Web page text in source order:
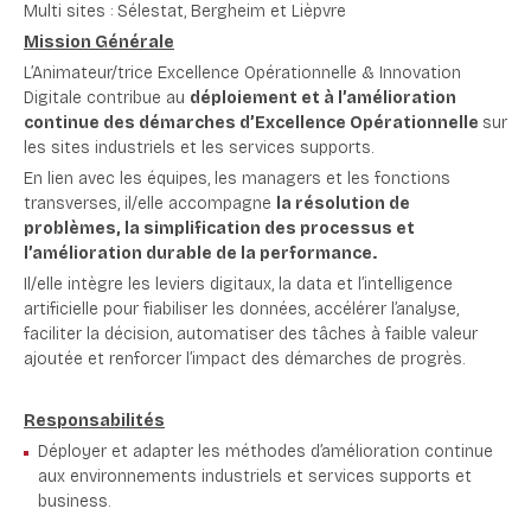
Multi sites : Sélestat, Bergheim et Lièpvre
Mission Générale
L’Animateur/trice Excellence Opérationnelle & Innovation
Digitale contribue au déploiement et à l’amélioration
continue des démarches d’Excellence Opérationnelle sur
les sites industriels et les services supports.
En lien avec les équipes, les managers et les fonctions
transverses, il/elle accompagne la résolution de
problèmes, la simplification des processus et
l’amélioration durable de la performance.
Il/elle intègre les leviers digitaux, la data et l’intelligence
artificielle pour fiabiliser les données, accélérer l’analyse,
faciliter la décision, automatiser des tâches à faible valeur
ajoutée et renforcer l’impact des démarches de progrès.
Responsabilités
Déployer et adapter les méthodes d’amélioration continue
aux environnements industriels et services supports et
business.